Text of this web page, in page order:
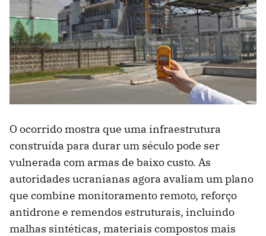
O ocorrido mostra que uma infraestrutura
construída para durar um século pode ser
vulnerada com armas de baixo custo. As
autoridades ucranianas agora avaliam um plano
que combine monitoramento remoto, reforço
antidrone e remendos estruturais, incluindo
malhas sintéticas, materiais compostos mais